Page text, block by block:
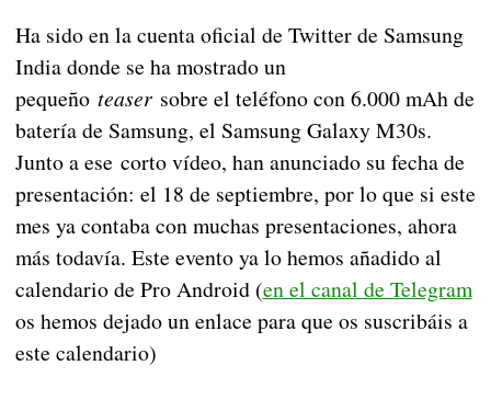
Ha sido en la cuenta oficial de Twitter de Samsung
India donde se ha mostrado un
pequeño teaser sobre el teléfono con 6.000 mAh de
batería de Samsung, el Samsung Galaxy M30s.
Junto a ese corto vídeo, han anunciado su fecha de
presentación: el 18 de septiembre, por lo que si este
mes ya contaba con muchas presentaciones, ahora
más todavía. Este evento ya lo hemos añadido al
calendario de Pro Android (en el canal de Telegram
os hemos dejado un enlace para que os suscribáis a
este calendario)